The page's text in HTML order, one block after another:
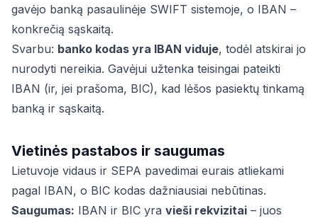
gavėjo banką pasaulinėje SWIFT sistemoje, o IBAN –
konkrečią sąskaitą.
Svarbu: banko kodas yra IBAN viduje, todėl atskirai jo
nurodyti nereikia. Gavėjui užtenka teisingai pateikti
IBAN (ir, jei prašoma, BIC), kad lėšos pasiektų tinkamą
banką ir sąskaitą.
Vietinės pastabos ir saugumas
Lietuvoje vidaus ir SEPA pavedimai eurais atliekami
pagal IBAN, o BIC kodas dažniausiai nebūtinas.
Saugumas: IBAN ir BIC yra vieši rekvizitai – juos